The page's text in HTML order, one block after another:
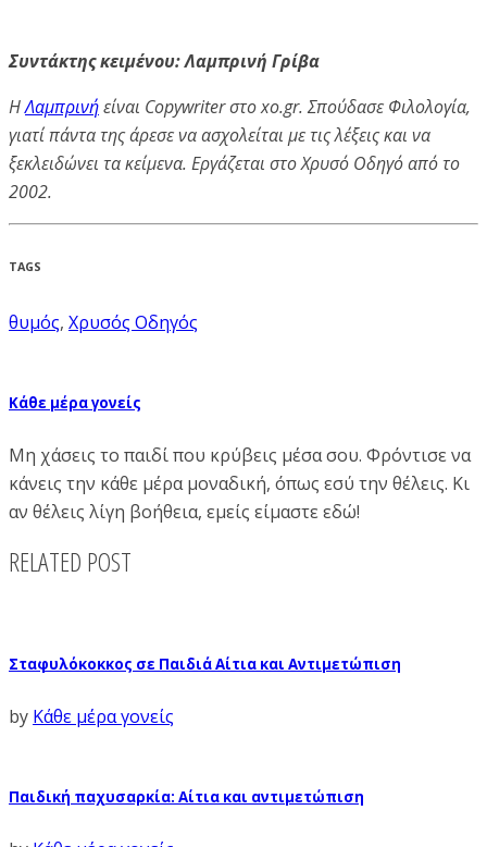
Συντάκτης κειμένου: Λαμπρινή Γρίβα
HΛαμπρινήείναι Copywriter στο xo.gr. Σπούδασε Φιλολογία,
γιατί πάντα της άρεσε να ασχολείται με τις λέξεις και να
ξεκλειδώνει τα κείμενα. Εργάζεται στο Χρυσό Οδηγό από το
2002.
TAGS
θυμός, Χρυσός Οδηγός
Κάθε μέρα γονείς
Μη χάσεις το παιδί που κρύβεις μέσα σου. Φρόντισε να
κάνεις την κάθε μέρα μοναδική, όπως εσύ την θέλεις. Κι
αν θέλεις λίγη βοήθεια, εμείς είμαστε εδώ!
RELATED POST
Σταφυλόκοκκος σε Παιδιά Αίτια και Αντιμετώπιση
by Κάθε μέρα γονείς
Παιδική παχυσαρκία: Αίτια και αντιμετώπιση